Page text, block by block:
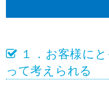
１．お客様に
って考えられる